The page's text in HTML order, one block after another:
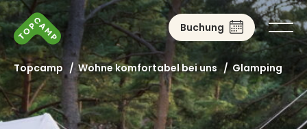
Buchung
Topcamp / Wohne komfortabel bei uns /Glamping